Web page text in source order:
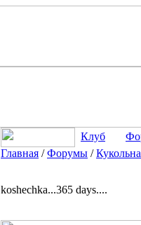
Клуб
Главная /Форумы /
koshechka...365 days....